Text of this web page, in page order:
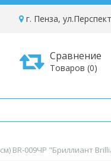
г. Пенза,
Сравнение
Товаров (0)
BR-009ЧР "Бриллиант